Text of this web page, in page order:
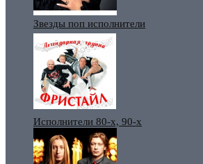
Звезды поп исполнители
Исполнители 80-х, 90-х